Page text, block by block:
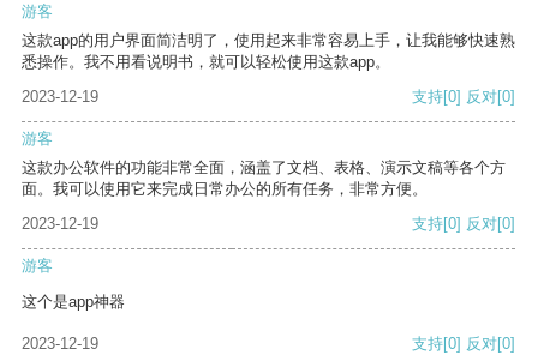
游客
这款app的用户界面简洁明了，使用起来非常容易上手，让我能够快速熟
悉操作。我不用看说明书，就可以轻松使用这款app。
2023-12-19
支持[0] 反对[0]
游客
这款办公软件的功能非常全面，涵盖了文档、表格、演示文稿等各个方
面。我可以使用它来完成日常办公的所有任务，非常方便。
2023-12-19
支持[0] 反对[0]
游客
这个是app神器
2023-12-19 支持[0] 反对[0]